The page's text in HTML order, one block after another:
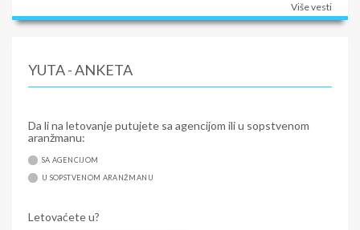
Više vesti
YUTA - ANKETA
Da li na letovanje putujete sa agencijom ili u sopstvenom
aranžmanu:
SA AGENCIJOM
U SOPSTVENOM ARANŽMANU
Letovaćete u?